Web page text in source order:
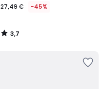
27,49 € -45%
3,7
/